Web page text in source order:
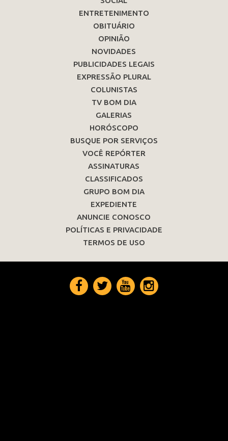
ENTRETENIMENTO
OBITUÁRIO
OPINIÃO
NOVIDADES
PUBLICIDADES LEGAIS
EXPRESSÃO PLURAL
COLUNISTAS
TV BOM DIA
GALERIAS
HORÓSCOPO
BUSQUE POR SERVIÇOS
VOCÊ REPÓRTER
ASSINATURAS
CLASSIFICADOS
GRUPO BOM DIA
EXPEDIENTE
ANUNCIE CONOSCO
POLÍTICAS E PRIVACIDADE
TERMOS DE USO